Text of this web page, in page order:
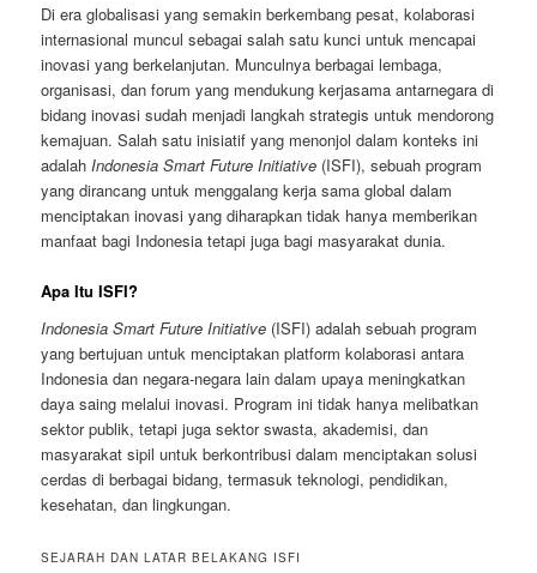
Di era globalisasi yang semakin berkembang pesat, kolaborasi
internasional muncul sebagai salah satu kunci untuk mencapai
inovasi yang berkelanjutan. Munculnya berbagai lembaga,
organisasi, dan forum yang mendukung kerjasama antarnegara di
bidang inovasi sudah menjadi langkah strategis untuk mendorong
kemajuan. Salah satu inisiatif yang menonjol dalam konteks ini
adalah Indonesia Smart Future Initiative (ISFI), sebuah program
yang dirancang untuk menggalang kerja sama global dalam
menciptakan inovasi yang diharapkan tidak hanya memberikan
manfaat bagi Indonesia tetapi juga bagi masyarakat dunia.
Apa Itu ISFI?
Indonesia Smart Future Initiative (ISFI) adalah sebuah program
yang bertujuan untuk menciptakan platform kolaborasi antara
Indonesia dan negara-negara lain dalam upaya meningkatkan
daya saing melalui inovasi. Program ini tidak hanya melibatkan
sektor publik, tetapi juga sektor swasta, akademisi, dan
masyarakat sipil untuk berkontribusi dalam menciptakan solusi
cerdas di berbagai bidang, termasuk teknologi, pendidikan,
kesehatan, dan lingkungan.
SEJARAH DAN LATAR BELAKANG ISFI